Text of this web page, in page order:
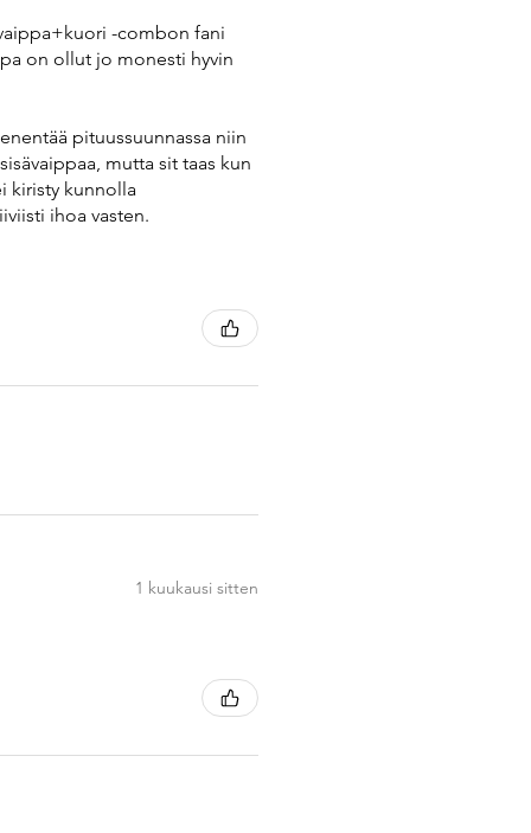
-combon fani
on ollut jo monesti hyvin
pituussuunnassa niin
mutta sit taas kun
kiristy kunnolla
ihoa vasten.
1 kuukausi sitten